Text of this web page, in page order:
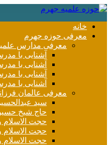
خانه
معرفی حوزه جهرم
معرفی مدارس
آشنایی با
آشنایی با
آشنایی با
آشنایی با
معرفی عالمان
سید
حاج شیخ
حجت الاسلام
حجت الاسلام
حجت الاسلام